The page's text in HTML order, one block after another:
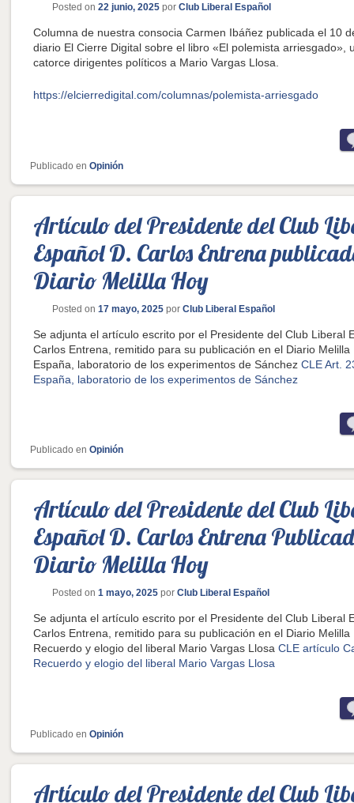
Posted on 22 junio, 2025 por Club Liberal Español
Columna de nuestra consocia Carmen Ibáñez publicada el 10
diario El Cierre Digital sobre el libro «El polemista arriesgado»,
catorce dirigentes políticos a Mario Vargas Llosa.
https://elcierredigital.com/columnas/polemista-arriesgado
Publicado en Opinión
Artículo del Presidente del Club
Español D. Carlos Entrena
Diario Melilla Hoy
Posted on 17 mayo, 2025 por Club Liberal Español
Se adjunta el artículo escrito por el Presidente del Club Liberal
Carlos Entrena, remitido para su publicación en el Diario Melilla
España, laboratorio de los experimentos de Sánchez CLE Art.
España, laboratorio de los experimentos de Sánchez
Publicado en Opinión
Artículo del Presidente del Club
Español D. Carlos Entrena
Diario Melilla Hoy
Posted on 1 mayo, 2025 por Club Liberal Español
Se adjunta el artículo escrito por el Presidente del Club Liberal
Carlos Entrena, remitido para su publicación en el Diario Melilla
Recuerdo y elogio del liberal Mario Vargas Llosa CLE artículo
Recuerdo y elogio del liberal Mario Vargas Llosa
Publicado en Opinión
Artículo del Presidente del Club